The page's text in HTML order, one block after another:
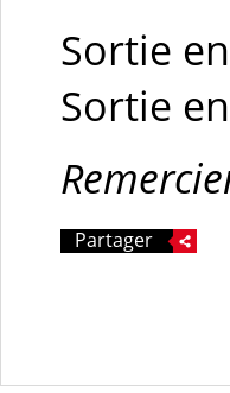
Sortie
Sortie
Partager